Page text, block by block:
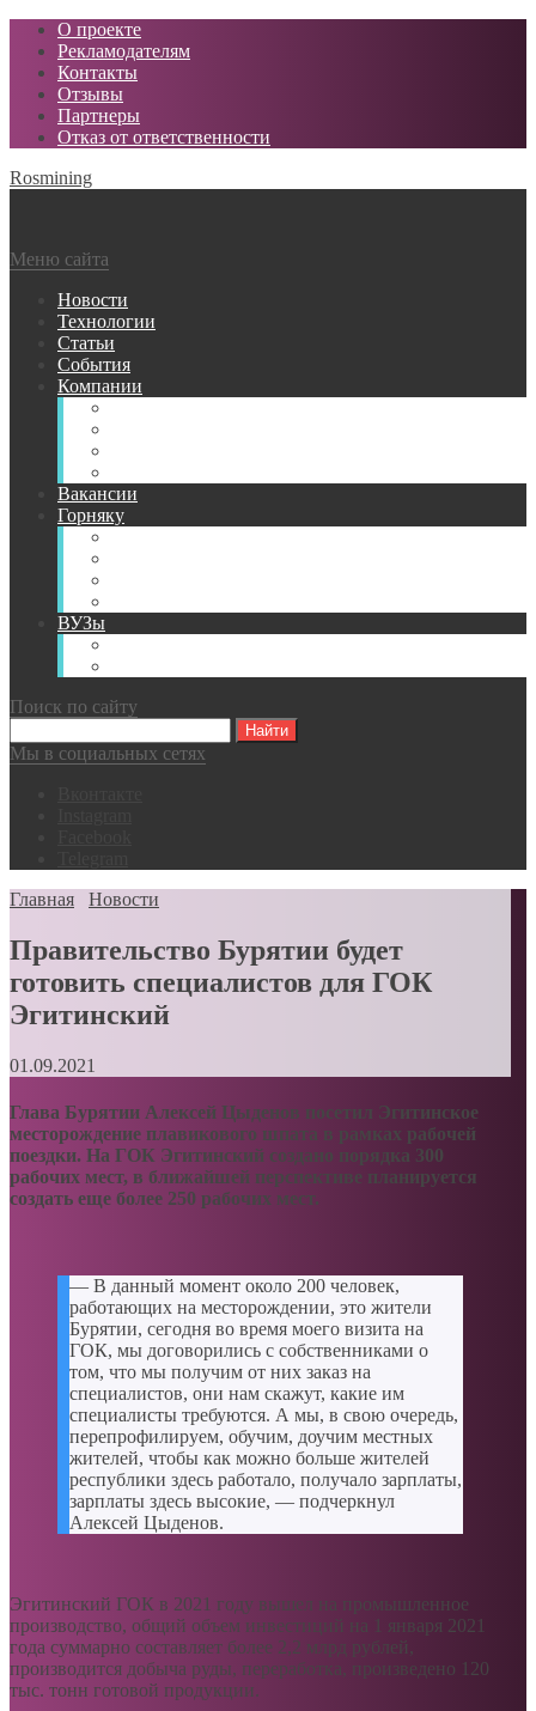
О проекте
Рекламодателям
Контакты
Отзывы
Партнеры
Отказ от ответственности
Rosmining
Меню сайта
Новости
Технологии
Статьи
События
Компании
Вакансии
Горняку
ВУЗы
Поиск по сайту
Мы в социальных сетях
Главная
Новости
Правительство Бурятии будет
готовить специалистов для ГОК
Эгитинский
01.09.2021
Глава Бурятии Алексей Цыденов посетил Эгитинское
месторождение плавикового шпата в рамках рабочей
поездки. На ГОК Эгитинский создано порядка 300
рабочих мест, в ближайшей перспективе планируется
создать еще более 250 рабочих мест.
— В данный момент около 200 человек,
работающих на месторождении, это жители
Бурятии, сегодня во время моего визита на
ГОК, мы договорились с собственниками о
том, что мы получим от них заказ на
специалистов, они нам скажут, какие им
специалисты требуются. А мы, в свою очередь,
перепрофилируем, обучим, доучим местных
жителей, чтобы как можно больше жителей
республики здесь работало, получало зарплаты,
зарплаты здесь высокие, — подчеркнул
Алексей Цыденов.
Эгитинский ГОК в 2021 году вышел на промышленное
производство, общий объем инвестиций на 1 января 2021
года суммарно составляет более 2,2 млрд рублей,
производится добыча руды, переработка, произведено 120
тыс. тонн готовой продукции.